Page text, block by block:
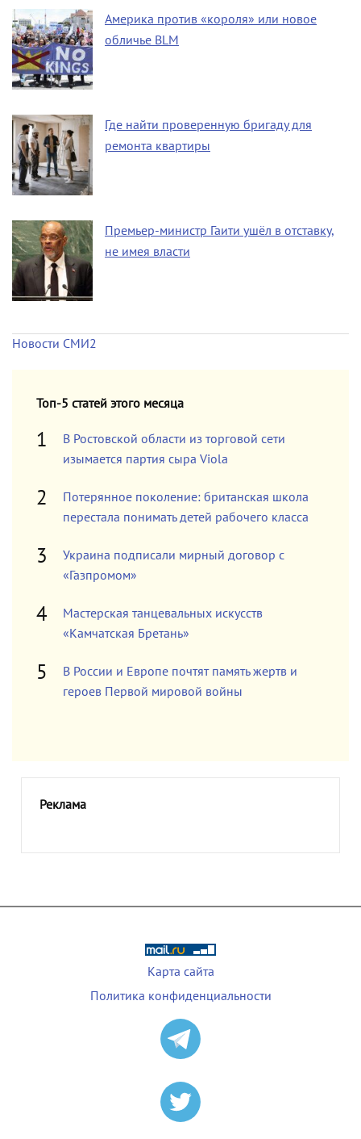
Америка против «короля» или новое
обличье BLM
Где найти проверенную бригаду для
ремонта квартиры
Премьер-министр Гаити ушёл в отставку,
не имея власти
Новости СМИ2
Топ-5 статей этого месяца
В Ростовской области из торговой сети
изымается партия сыра Viola
Потерянное поколение: британская школа
перестала понимать детей рабочего класса
Украина подписали мирный договор с
«Газпромом»
Мастерская танцевальных искусств
«Камчатская Бретань»
В России и Европе почтят память жертв и
героев Первой мировой войны
Реклама
Карта сайта
Политика конфиденциальности